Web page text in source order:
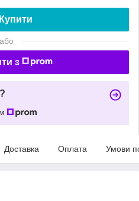
Купити
або
з
Доставка Оплата Умови